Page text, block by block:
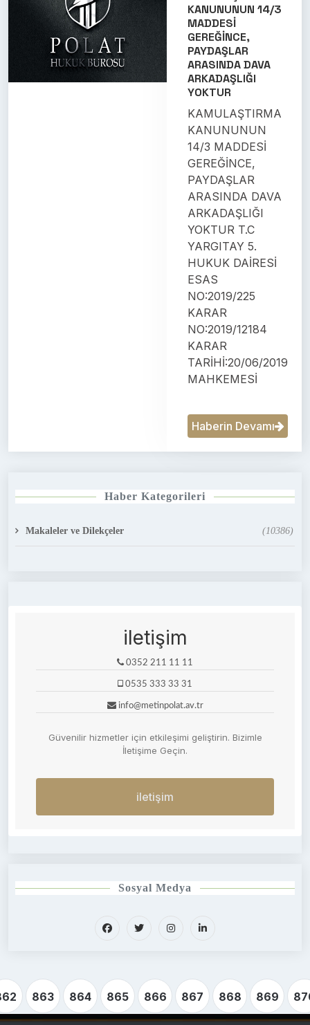
KANUNUNUN 14/3
MADDESİ
GEREĞİNCE,
PAYDAŞLAR
ARASINDA DAVA
ARKADAŞLIĞI
YOKTUR
KAMULAŞTIRMA
KANUNUNUN
14/3 MADDESİ
GEREĞİNCE,
PAYDAŞLAR
ARASINDA DAVA
ARKADAŞLIĞI
YOKTUR T.C
YARGITAY 5.
HUKUK DAİRESİ
ESAS
NO:2019/225
KARAR
NO:2019/12184
KARAR
TARİHİ:20/06/2019
MAHKEMESİ
Haberin Devamı
Haber Kategorileri
Makaleler ve Dilekçeler (10386)
iletişim
0352 211 11 11
0535 333 33 31
info@metinpolat.av.tr
Güvenilir hizmetler için etkileşimi geliştirin. Bizimle
İletişime Geçin.
iletişim
Sosyal Medya
863 864 865 866 867 868 869